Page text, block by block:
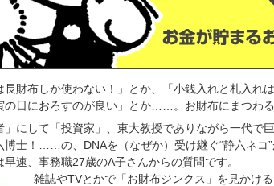
長財布しか使わない！」とか、「小銭入れと札入れ
の日におろすのが良い」とか……。お財布にまつわる
」にして「投資家」、東大教授でありながら一代で
博士！……の、DNAを（なぜか）受け継ぐ“静六ネコ
速、事務職27歳のA子さんからの質問です。
雑誌やTVとかで「お財布ジンクス」を見かけ